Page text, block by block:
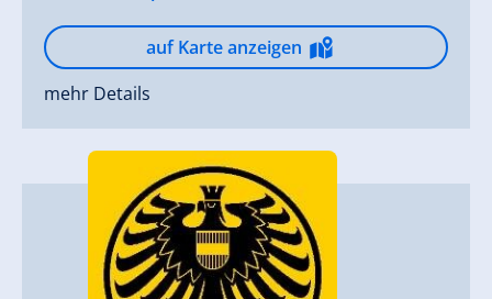
auf Karte anzeigen
mehr Details